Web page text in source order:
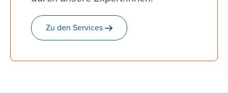
Zu den Services